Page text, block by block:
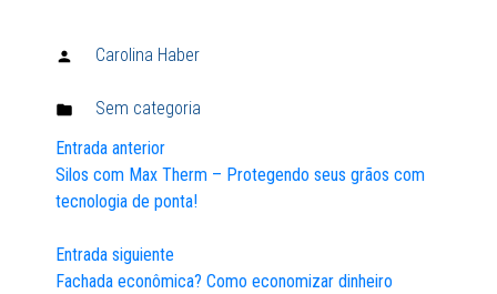
Publicado
Carolina Haber
Publicado
em:
Sem categoria
Navegación
de
entradas
Entrada anterior
Silos com Max Therm – Protegendo seus grãos com
tecnologia de ponta!
Entrada siguiente
Fachada econômica? Como economizar dinheiro